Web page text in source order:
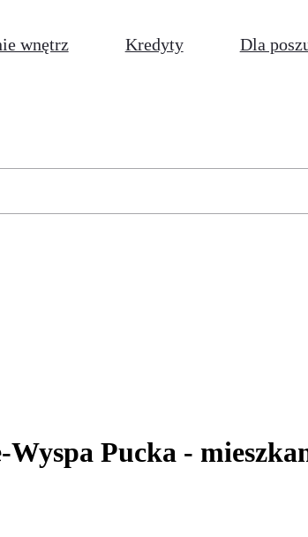
wnętrz Kredyty Dla
Wyspa Pucka -